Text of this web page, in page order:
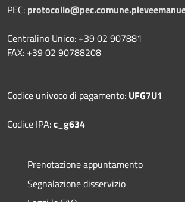
PEC:
Centralino Unico: +39 02 907881
FAX: +39 02 90788208
Codice univoco di pagamento: UFG7U1
Codice IPA:c_g634
Prenotazione appuntamento
Segnalazione disservizio